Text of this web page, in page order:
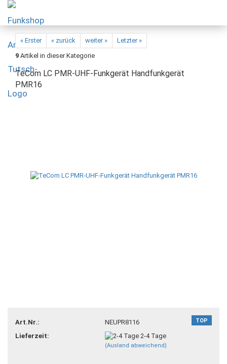
« Erster « zurück weiter »
Letzter »
9 Artikel in dieser Kategorie
TeCom LC PMR-UHF-Funkgerät Handfunkgerät
PMR16
TOP
Art.Nr.:
NEUPR8116
Lieferzeit:
2-4 Tage
(Ausland abweichend)